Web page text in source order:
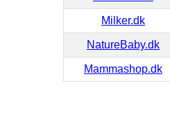
Milker.dk
NatureBaby.dk
Mammashop.dk